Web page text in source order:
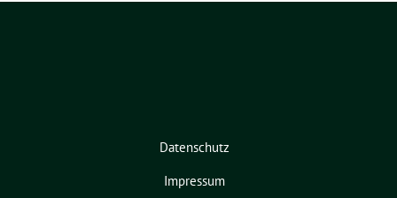
Datenschutz
Impressum